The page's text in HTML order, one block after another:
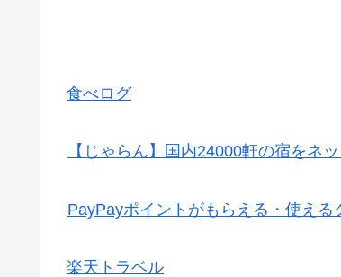
食べログ
【じゃらん】国内24000軒の宿をネ
PayPayポイントがもらえる・使え
楽天トラベル